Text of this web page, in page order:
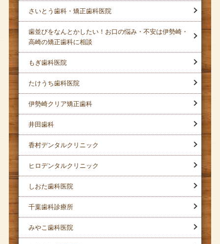
さいとう歯科・矯正歯科医院
歯並びをなんとかしたい！お口の悩み・不安は伊勢崎・
高崎の矯正歯科に相談
もぎ歯科医院
たけうち歯科医院
伊勢崎クリア矯正歯科
井田歯科
香村デンタルクリニック
ヒロデンタルクリニック
しおた歯科医院
千葉歯科診療所
みやこ歯科医院